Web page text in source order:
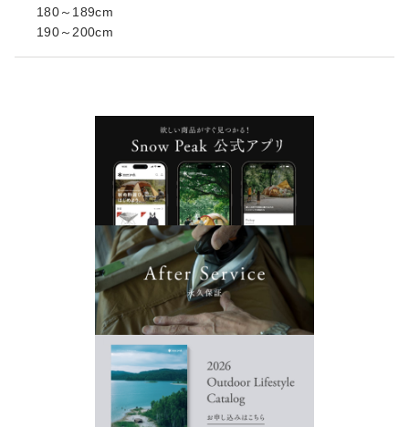
180～189cm
190～200cm